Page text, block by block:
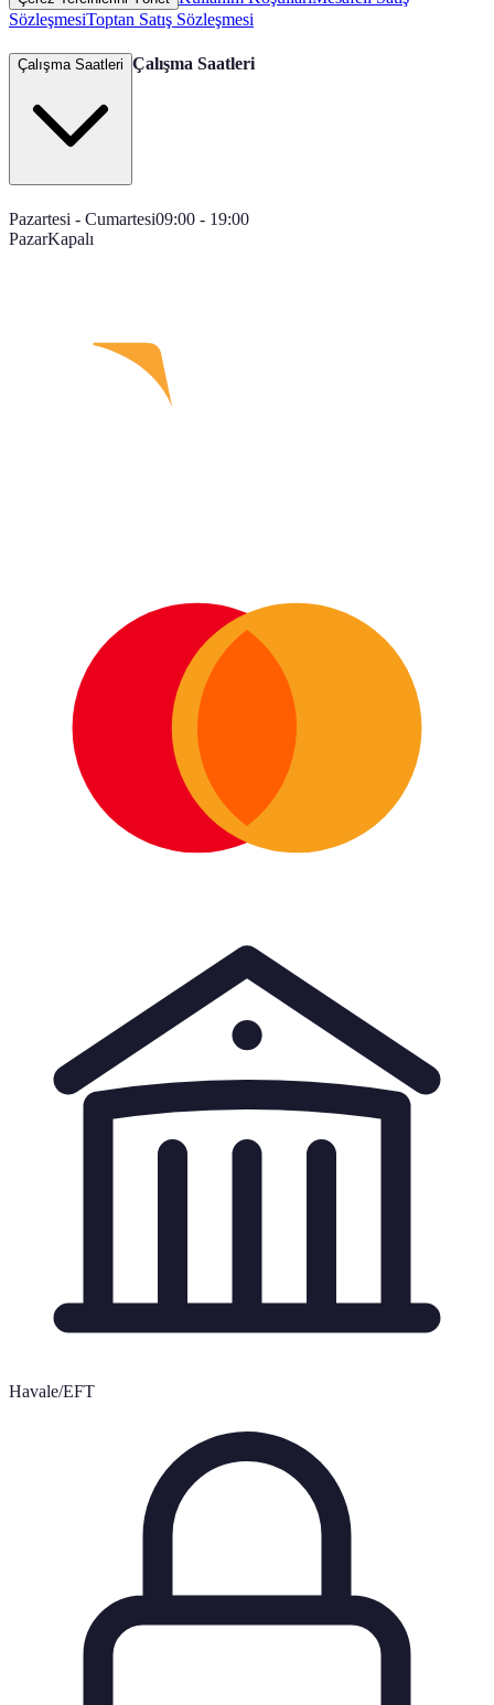
SözleşmesiToptan Satış Sözleşmesi
Çalışma Saatleri Çalışma Saatleri
Pazartesi - Cumartesi09:00 - 19:00
PazarKapalı
Havale/EFT